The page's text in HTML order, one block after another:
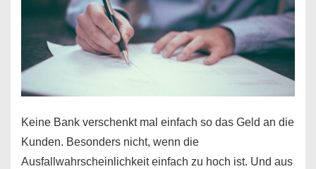
Handy
möglich!
Keine Bank verschenkt mal einfach so das Geld an die
Kunden. Besonders nicht, wenn die
Ausfallwahrscheinlichkeit einfach zu hoch ist. Und aus